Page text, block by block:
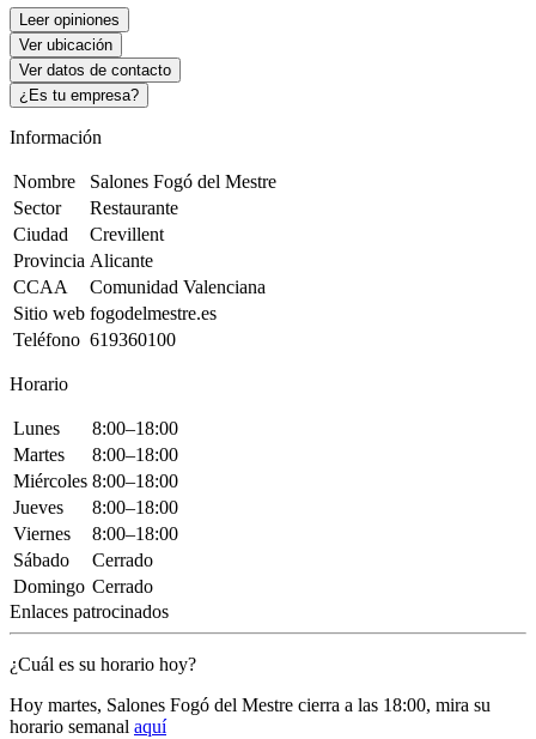
Leer opiniones
Ver ubicación
Ver datos de contacto
¿Es tu empresa?
Información
Nombre
Salones Fogó del Mestre
Sector
Restaurante
Ciudad
Crevillent
Provincia Alicante
CCAA
Comunidad Valenciana
Sitio web fogodelmestre.es
Teléfono 619360100
Horario
Lunes
8:00–18:00
Martes
8:00–18:00
Miércoles 8:00–18:00
Jueves
8:00–18:00
Viernes
8:00–18:00
Sábado
Cerrado
Domingo Cerrado
Enlaces patrocinados
¿Cuál es su horario hoy?
Hoy martes, Salones Fogó del Mestre cierra a las 18:00, mira su
horario semanal aquí